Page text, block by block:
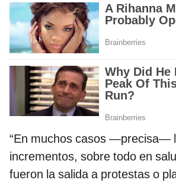
“En muchos casos —precisa—
incrementos, sobre todo en
fueron la salida a protestas o